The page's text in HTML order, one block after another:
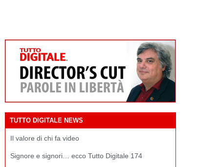
TUTTO DIGITALE NEWS
Il valore di chi fa video
Signore e signori… ecco Tutto Digitale 174